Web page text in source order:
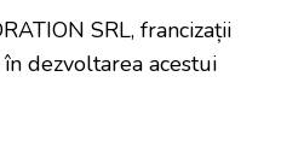
SRL, francizații
dezvoltarea acestui